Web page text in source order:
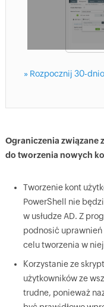
» Rozpocznij 30-
Ograniczenia związane
do tworzenia nowych
Tworzenie kont
PowerShell nie
w usłudze AD. Z
podnosić uprawnień
celu tworzenia w
Korzystanie ze
użytkowników ze
trudne, ponieważ